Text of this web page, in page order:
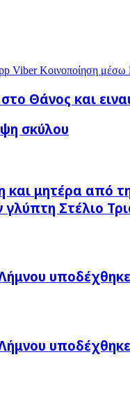
Viber Κοινοποίηση μέσω
Θάνος και
σκύλου
μητέρα από
Στέλιο